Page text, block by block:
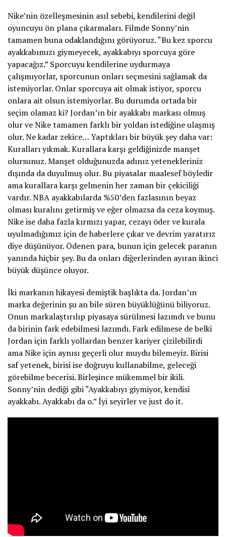
Nike’nin özelleşmesinin asıl sebebi, kendilerini değil
oyuncuyu ön plana çıkarmaları. Filmde Sonny’nin
tamamen buna odaklandığını görüyoruz. “Bu kez sporcu
ayakkabımızı giymeyecek, ayakkabıyı sporcuya göre
yapacağız.” Sporcuyu kendilerine uydurmaya
çalışmıyorlar, sporcunun onları seçmesini sağlamak da
istemiyorlar. Onlar sporcuya ait olmak istiyor, sporcu
onlara ait olsun istemiyorlar. Bu durumda ortada bir
seçim olamaz ki? Jordan’ın bir ayakkabı markası olmuş
olur ve Nike tamamen farklı bir yoldan istediğine ulaşmış
olur. Ne kadar zekice… Yaptıkları bir büyük şey daha var:
Kuralları yıkmak. Kurallara karşı geldiğinizde manşet
olursunuz. Manşet olduğunuzda adınız yetenekleriniz
dışında da duyulmuş olur. Bu piyasalar maalesef böyledir
ama kurallara karşı gelmenin her zaman bir çekiciliği
vardır. NBA ayakkabılarda %50’den fazlasının beyaz
olması kuralını getirmiş ve eğer olmazsa da ceza koymuş.
Nike ise daha fazla kırmızı yapar, cezayı öder ve kurala
uyulmadığımız için de haberlere çıkar ve devrim yaratırız
diye düşünüyor. Ödenen para, bunun için gelecek paranın
yanında hiçbir şey. Bu da onları diğerlerinden ayıran ikinci
büyük düşünce oluyor.
İki markanın hikayesi demiştik başlıkta da. Jordan’ın
marka değerinin şu an bile süren büyüklüğünü biliyoruz.
Onun markalaştırılıp piyasaya sürülmesi lazımdı ve bunu
da birinin fark edebilmesi lazımdı. Fark edilmese de belki
Jordan için farklı yollardan benzer kariyer çizilebilirdi
ama Nike için aynısı geçerli olur muydu bilemeyiz. Birisi
saf yetenek, birisi ise doğruyu kullanabilme, geleceği
görebilme becerisi. Birleşince mükemmel bir ikili.
Sonny’nin dediği gibi “Ayakkabıyı giymiyor, kendisi
ayakkabı. Ayakkabı da o.” İyi seyirler ve just do it.